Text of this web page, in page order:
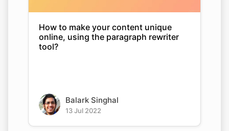
How to make your content unique
online, using the paragraph rewriter
tool?
Balark Singhal
13 Jul 2022